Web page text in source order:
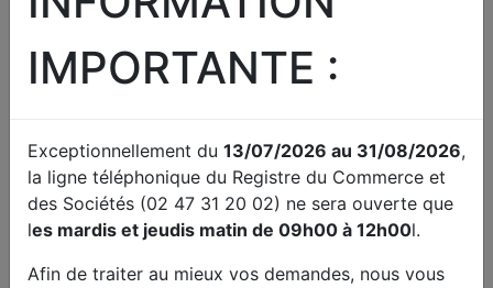
Vos formalités au Registre du
Commerce
RCS
Connaître l'avancement de votre
dossier déposé au greffe
IMPORTANTE :
Exceptionnellement du 13/07/2026 au 31/08/2026,
la ligne téléphonique du Registre du Commerce et
des Sociétés (02 47 31 20 02) ne sera ouverte que
les mardis et jeudis matin de 09h00 à 12h00l.
Afin de traiter au mieux vos demandes, nous vous